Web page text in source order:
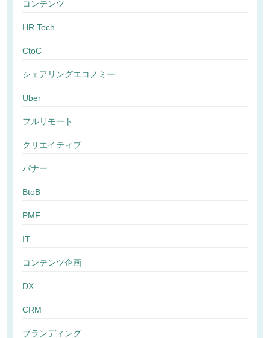
コンテンツ
HR Tech
CtoC
シェアリングエコノミー
Uber
フルリモート
クリエイティブ
バナー
BtoB
PMF
IT
コンテンツ企画
DX
CRM
ブランディング